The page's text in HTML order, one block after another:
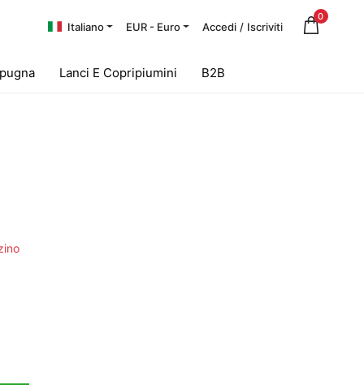
Italiano EUR - Euro Accedi / Iscriviti
0
Lanci E Copripiumini B2B